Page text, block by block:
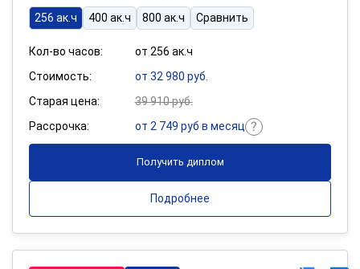
256 ак.ч
400 ак.ч 800 ак.ч Сравнить
Кол-во часов:
от 256 ак.ч
Стоимость:
от 32 980 руб.
Старая цена:
39 910 руб.
Рассрочка:
от 2 749 руб в месяц
Получить диплом
Подробнее